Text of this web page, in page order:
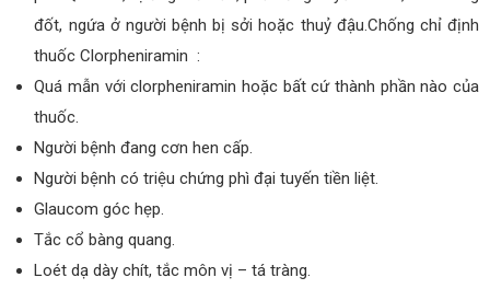
đốt, ngứa ở người bệnh bị sởi hoặc thuỷ đậu.Chống chỉ định
thuốc Clorpheniramin :
Quá mẫn với clorpheniramin hoặc bất cứ thành phần nào của
thuốc.
Người bệnh đang cơn hen cấp.
Người bệnh có triệu chứng phì đại tuyến tiền liệt.
Glaucom góc hẹp.
Tắc cổ bàng quang.
Loét dạ dày chít, tắc môn vị – tá tràng.